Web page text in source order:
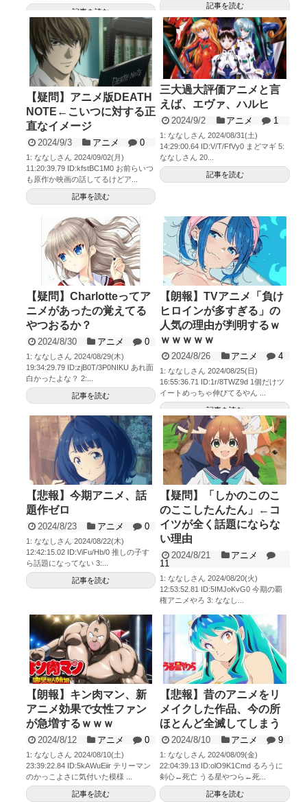
記事を読む
記事を読む
【疑問】アニメ版DEATH
NOTE←こいつに対する正
直なイメージ
2024/9/3 アニメ 0
1: ななしさん 2024/09/02(月)
11:20:39.79 ID:kfstBC1M0 お前らいつ
も原作か映画の話してるけどア...
記事を読む
三大過大評価アニメと言
えば、エヴァ、ハルヒ
2024/9/2 アニメ 1
1: ななしさん 2024/08/31(土)
14:29:00.64 ID:V/T/FfVy0 まどマギ 5:
ななしさん 20...
記事を読む
【疑問】Charlotteってア
ニメがあったの覚えてる
やつおるか？
2024/8/30 アニメ 0
1: ななしさん 2024/08/29(木)
19:34:29.79 ID:zjB0T/3P0NIKU あれ面
白かったよな？ 2:...
記事を読む
【朗報】TVアニメ「負け
ヒロインが多すぎる」の
人気の理由が判明するｗ
ｗｗｗｗｗ
2024/8/26 アニメ 4
1: ななしさん 2024/08/25(日)
16:55:36.71 ID:1r/8TWZ9d 1個だけツ
イートめっちゃ伸びてるやん ...
記事を読む
【悲報】今期アニメ、話
題作ゼロ
2024/8/23 アニメ 0
1: ななしさん 2024/08/22(木)
12:42:15.02 ID:ViFu/Hb/0 推しの子す
ら話題になってない 3:...
記事を読む
【疑問】「しかのこのこ
のここしたんたん」←コ
イツが全く話題にならな
い理由
2024/8/21
アニメ
11
1: ななしさん 2024/08/20(火)
12:53:52.81 ID:5IMJoKvG0 今期の覇
権アニメやろ 3: ななし...
記事を読む
【朗報】キン肉マン、新
アニメ効果で女性ファン
が急増するｗｗｗ
2024/8/12 アニメ 0
1: ななしさん 2024/08/10(土)
23:39:22.84 ID:5kAWuEiir テリーマン
のかっこよさに気付いた模様 ...
記事を読む
【悲報】昔のアニメをリ
メイクした作品、今の所
ほとんど全滅してしまう
2024/8/10 アニメ 9
1: ななしさん 2024/08/09(金)
22:04:39.13 ID:olO9K1Cmd るろうに
剣心←死亡 うる星やつら←死...
記事を読む